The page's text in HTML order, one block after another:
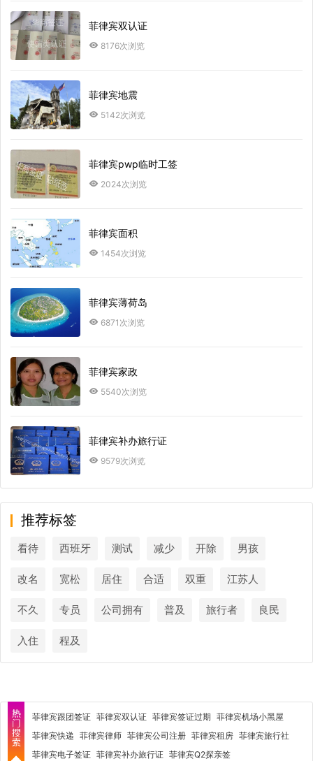
菲律宾双认证
8176次浏览
菲律宾地震
5142次浏览
菲律宾pwp临时工签
2024次浏览
菲律宾面积
1454次浏览
菲律宾薄荷岛
6871次浏览
菲律宾家政
5540次浏览
菲律宾补办旅行证
9579次浏览
推荐标签
看待 西班牙 测试 减少 开除 男孩
改名 宽松 居住 合适 双重 江苏人
不久 专员 公司拥有 普及 旅行者 良民
入住 程及
菲律宾跟团签证 菲律宾双认证 菲律宾签证过期 菲律宾机场小黑屋
菲律宾快递 菲律宾律师 菲律宾公司注册 菲律宾租房 菲律宾旅行社
菲律宾电子签证 菲律宾补办旅行证 菲律宾Q2探亲签